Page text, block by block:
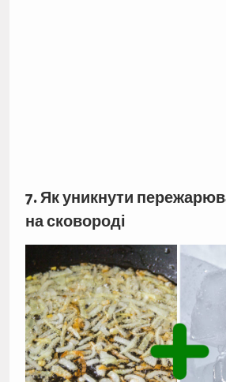
7. Як уникнути
на сковороді